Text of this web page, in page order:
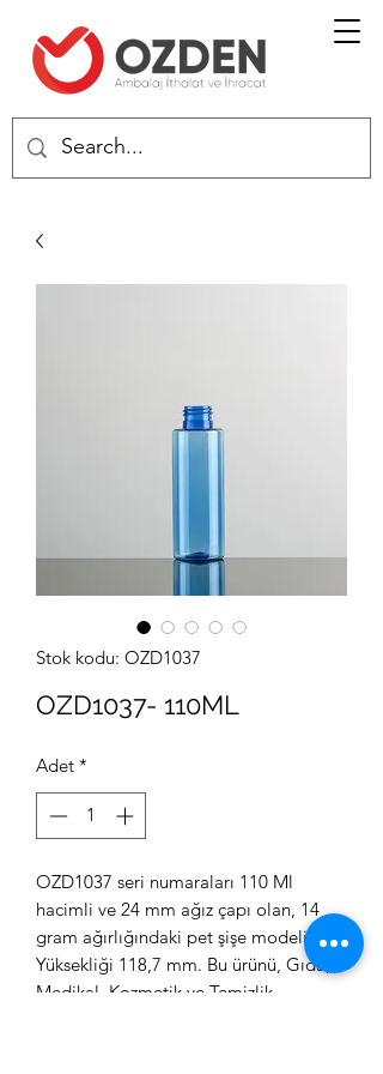
Stok kodu: OZD1037
OZD1037- 110ML
Adet *
OZD1037 seri numaraları 110 Ml
hacimli ve 24 mm ağız çapı olan, 14
gram ağırlığındaki pet şişe modeli.
Yüksekliği 118,7 mm. Bu ürünü, Gıda,
Medikal, Kozmetik ve Temizlik